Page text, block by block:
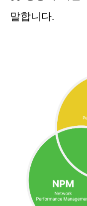
말합니다.